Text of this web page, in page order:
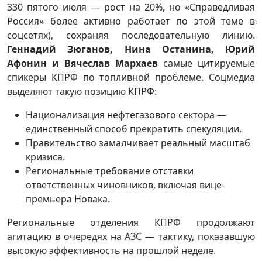
330 пятого июля — рост на 20%, но «Справедливая
Россия» более активно работает по этой теме в
соцсетях), сохраняя последовательную линию.
Геннадий Зюганов, Нина Останина, Юрий
Афонин и Вячеслав Мархаев самые цитируемые
спикеры КПРФ по топливной проблеме. Соцмедиа
выделяют такую позицию КПРФ:
Национализация нефтегазового сектора —
единственный способ прекратить спекуляции.
Правительство замалчивает реальный масштаб
кризиса.
Региональные требование отставки
ответственных чиновников, включая вице-
премьера Новака.
Региональные отделения КПРФ продолжают
агитацию в очередях на АЗС — тактику, показавшую
высокую эффективность на прошлой неделе.